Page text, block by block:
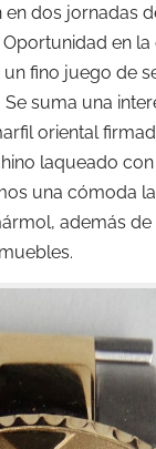
en dos jornadas
Oportunidad en
fino juego de
suma una
oriental
laqueado
una cómoda
además